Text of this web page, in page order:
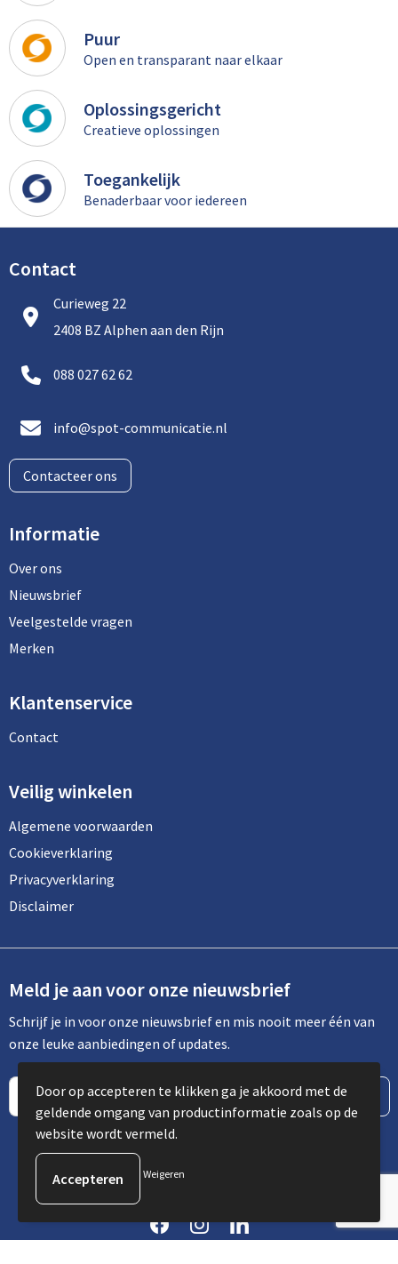
Puur
Open en transparant naar elkaar
Oplossingsgericht
Creatieve oplossingen
Toegankelijk
Benaderbaar voor iedereen
Contact
Curieweg 22
2408 BZ Alphen aan den Rijn
088 027 62 62
info@spot-communicatie.nl
Contacteer ons
Informatie
Over ons
Nieuwsbrief
Veelgestelde vragen
Merken
Klantenservice
Contact
Veilig winkelen
Algemene voorwaarden
Cookieverklaring
Privacyverklaring
Disclaimer
Meld je aan voor onze nieuwsbrief
Schrijf je in voor onze nieuwsbrief en mis nooit meer één van
onze leuke aanbiedingen of updates.
© Copyright Spot Communicatie 2023
Door op accepteren te klikken ga je akkoord met de
geldende omgang van productinformatie zoals op de
website wordt vermeld.
Weigeren